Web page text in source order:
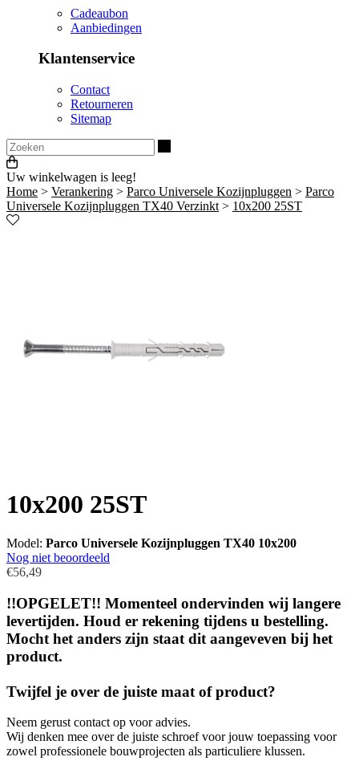
Cadeaubon
Aanbiedingen
Klantenservice
Contact
Retourneren
Sitemap
Uw winkelwagen is leeg!
Home > Verankering > Parco Universele Kozijnpluggen > Parco
Universele Kozijnpluggen TX40 Verzinkt > 10x200 25ST
10x200 25ST
Model: Parco Universele Kozijnpluggen TX40 10x200
Nog niet beoordeeld
€56,49
!!OPGELET!! Momenteel ondervinden wij langere
levertijden. Houd er rekening tijdens u bestelling.
Mocht het anders zijn staat dit aangeveven bij het
product.
Twijfel je over de juiste maat of product?
Neem gerust contact op voor advies.
Wij denken mee over de juiste schroef voor jouw toepassing voor
zowel professionele bouwprojecten als particuliere klussen.